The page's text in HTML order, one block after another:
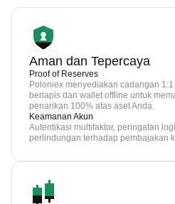
Aman dan Tepercaya
Proof of Reserves
Poloniex menyediakan cadangan
berlapis dan wallet offline untuk
penarikan 100% atas aset Anda.
Keamanan Akun
Autentikasi multifaktor, peringatan
perlindungan terhadap pembajakan